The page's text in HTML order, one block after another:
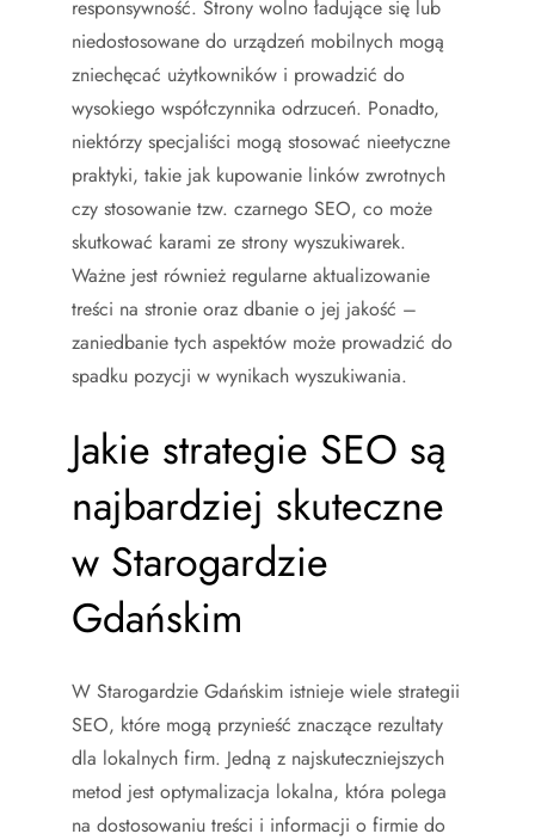
responsywność. Strony wolno ładujące się lub
niedostosowane do urządzeń mobilnych mogą
zniechęcać użytkowników i prowadzić do
wysokiego współczynnika odrzuceń. Ponadto,
niektórzy specjaliści mogą stosować nieetyczne
praktyki, takie jak kupowanie linków zwrotnych
czy stosowanie tzw. czarnego SEO, co może
skutkować karami ze strony wyszukiwarek.
Ważne jest również regularne aktualizowanie
treści na stronie oraz dbanie o jej jakość –
zaniedbanie tych aspektów może prowadzić do
spadku pozycji w wynikach wyszukiwania.
Jakie strategie SEO są
najbardziej skuteczne
w Starogardzie
Gdańskim
W Starogardzie Gdańskim istnieje wiele strategii
SEO, które mogą przynieść znaczące rezultaty
dla lokalnych firm. Jedną z najskuteczniejszych
metod jest optymalizacja lokalna, która polega
na dostosowaniu treści i informacji o firmie do